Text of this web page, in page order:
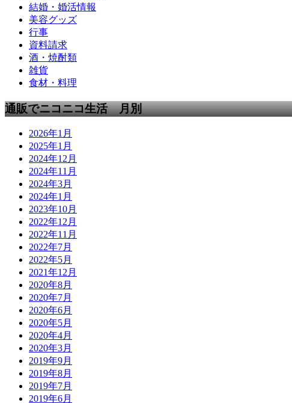
結婚・婚活情報
美容グッズ
行事
資料請求
酒・焼酎類
雑貨
食材・料理
通販でニコニコ生活 月別
2026年1月
2025年1月
2024年12月
2024年11月
2024年3月
2024年1月
2023年10月
2022年12月
2022年11月
2022年7月
2022年5月
2021年12月
2020年8月
2020年7月
2020年6月
2020年5月
2020年4月
2020年3月
2019年9月
2019年8月
2019年7月
2019年6月